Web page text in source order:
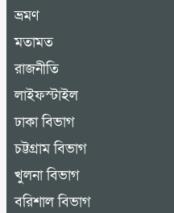
ভ্রমণ
মতামত
রাজনীতি
লাইফস্টাইল
ঢাকা বিভাগ
চট্টগ্রাম বিভাগ
খুলনা বিভাগ
বরিশাল বিভাগ